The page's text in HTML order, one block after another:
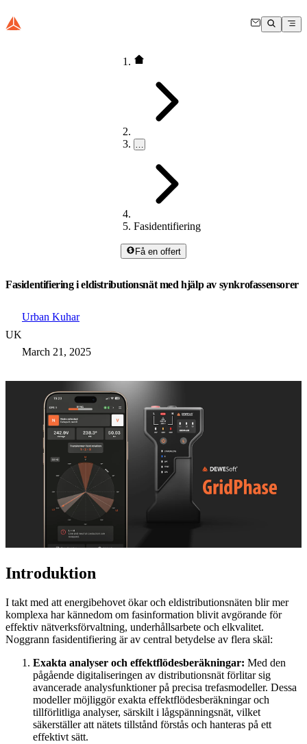
…
Fasidentifiering
Få en offert
Fasidentifiering i eldistributionsnät med hjälp av synkrofassensorer
UK
Urban Kuhar
March 21, 2025
Introduktion
I takt med att energibehovet ökar och eldistributionsnäten blir mer
komplexa har kännedom om fasinformation blivit avgörande för
effektiv nätverksförvaltning, underhållsarbete och elkvalitet.
Noggrann fasidentifiering är av central betydelse av flera skäl:
Exakta analyser och effektflödesberäkningar: Med den
pågående digitaliseringen av distributionsnät förlitar sig
avancerade analysfunktioner på precisa trefasmodeller. Dessa
modeller möjliggör exakta effektflödesberäkningar och
tillförlitliga analyser, särskilt i lågspänningsnät, vilket
säkerställer att nätets tillstånd förstås och hanteras på ett
effektivt sätt.